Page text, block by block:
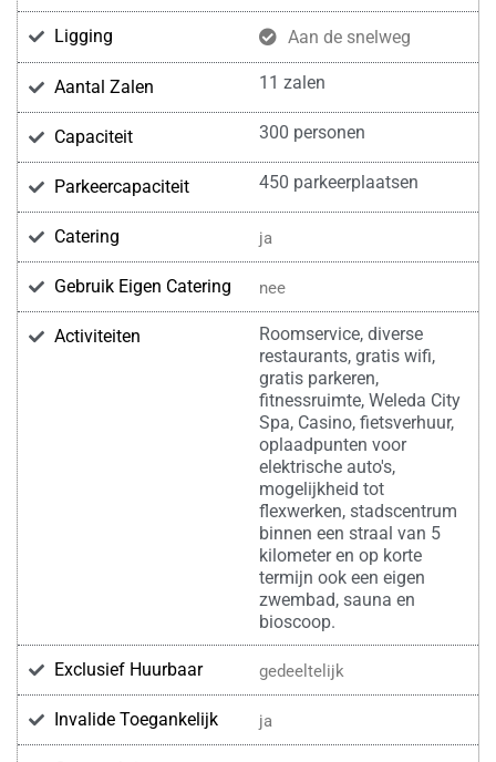
Ligging Aan de snelweg
Aantal Zalen 11 zalen
Capaciteit 300 personen
Parkeercapaciteit 450 parkeerplaatsen
Catering ja
Gebruik Eigen Catering nee
Activiteiten
Roomservice, diverse
restaurants, gratis wifi,
gratis parkeren,
fitnessruimte, Weleda City
Spa, Casino, fietsverhuur,
oplaadpunten voor
elektrische auto's,
mogelijkheid tot
flexwerken, stadscentrum
binnen een straal van 5
kilometer en op korte
termijn ook een eigen
zwembad, sauna en
bioscoop.
Exclusief Huurbaar gedeeltelijk
Invalide Toegankelijk ja